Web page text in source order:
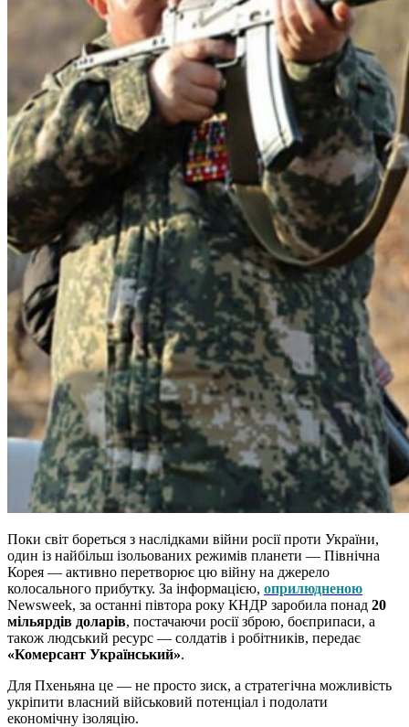
Поки світ бореться з наслідками війни росії проти України,
один із найбільш ізольованих режимів планети — Північна
Корея — активно перетворює цю війну на джерело
колосального прибутку. За інформацією, оприлюдненою
Newsweek, за останні півтора року КНДР заробила понад 20
мільярдів доларів, постачаючи росії зброю, боєприпаси, а
також людський ресурс — солдатів і робітників, передає
«Комерсант Український».
Для Пхеньяна це — не просто зиск, а стратегічна можливість
укріпити власний військовий потенціал і подолати
економічну ізоляцію.